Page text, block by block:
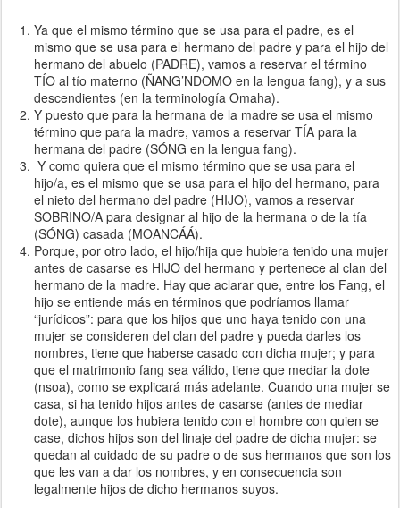
Ya que el mismo término que se usa para el padre, es el
mismo que se usa para el hermano del padre y para el hijo del
hermano del abuelo (PADRE), vamos a reservar el término
TÍO al tío materno (ÑANG’NDOMO en la lengua fang), y a sus
descendientes (en la terminología Omaha).
Y puesto que para la hermana de la madre se usa el mismo
término que para la madre, vamos a reservar TÍA para la
hermana del padre (SÓNG en la lengua fang).
Y como quiera que el mismo término que se usa para el
hijo/a, es el mismo que se usa para el hijo del hermano, para
el nieto del hermano del padre (HIJO), vamos a reservar
SOBRINO/A para designar al hijo de la hermana o de la tía
(SÓNG) casada (MOANCÁÁ).
Porque, por otro lado, el hijo/hija que hubiera tenido una mujer
antes de casarse es HIJO del hermano y pertenece al clan del
hermano de la madre. Hay que aclarar que, entre los Fang, el
hijo se entiende más en términos que podríamos llamar
“jurídicos”: para que los hijos que uno haya tenido con una
mujer se consideren del clan del padre y pueda darles los
nombres, tiene que haberse casado con dicha mujer; y para
que el matrimonio fang sea válido, tiene que mediar la dote
(nsoa), como se explicará más adelante. Cuando una mujer se
casa, si ha tenido hijos antes de casarse (antes de mediar
dote), aunque los hubiera tenido con el hombre con quien se
case, dichos hijos son del linaje del padre de dicha mujer: se
quedan al cuidado de su padre o de sus hermanos que son los
que les van a dar los nombres, y en consecuencia son
legalmente hijos de dicho hermanos suyos.